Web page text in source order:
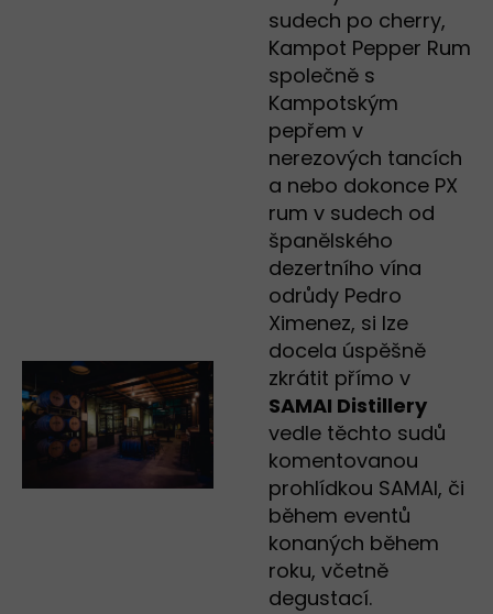
sudech po cherry,
Kampot Pepper Rum
společně s
Kampotským
pepřem v
nerezových tancích
a nebo dokonce PX
rum v sudech od
španělského
dezertního vína
odrůdy Pedro
Ximenez, si lze
docela úspěšně
zkrátit přímo v
SAMAI Distillery
vedle těchto sudů
komentovanou
prohlídkou SAMAI, či
během eventů
konaných během
roku, včetně
degustací.